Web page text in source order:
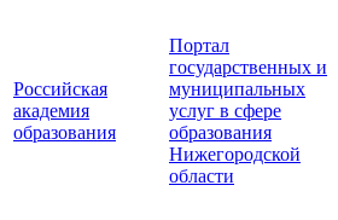
Российская
академия
образования
Портал
государственных и
муниципальных
услуг в сфере
образования
Нижегородской
области